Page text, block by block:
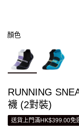
顏色
RUNNING
襪 (2對裝)
送貨上門滿HK$399.00免